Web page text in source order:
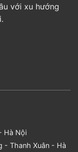
với xu hướng
Hà Nội
Thanh Xuân - Hà